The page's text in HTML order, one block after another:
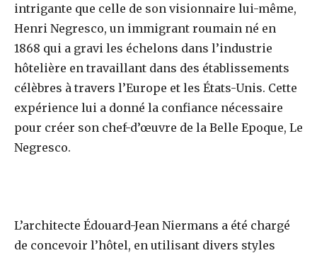
intrigante que celle de son visionnaire lui-même,
Henri Negresco, un immigrant roumain né en
1868 qui a gravi les échelons dans l’industrie
hôtelière en travaillant dans des établissements
célèbres à travers l’Europe et les États-Unis. Cette
expérience lui a donné la confiance nécessaire
pour créer son chef-d’œuvre de la Belle Epoque, Le
Negresco.
L’architecte Édouard-Jean Niermans a été chargé
de concevoir l’hôtel, en utilisant divers styles